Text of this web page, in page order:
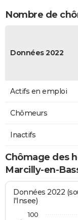
Nombre de
Données 2022
Actifs en emploi
Chômeurs
Inactifs
Chômage des
Marcilly-en-
Données 2022
l'Insee)
100